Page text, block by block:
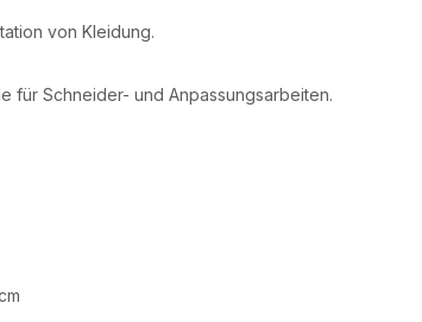
von Kleidung.
für Schneider- und Anpassungsarbeiten.